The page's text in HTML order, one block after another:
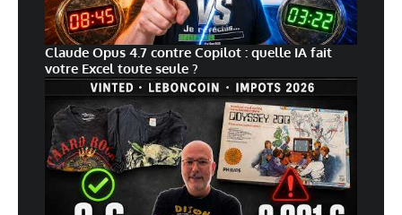
Claude Opus 4.7 contre Copilot : quelle IA fait
votre Excel toute seule ?